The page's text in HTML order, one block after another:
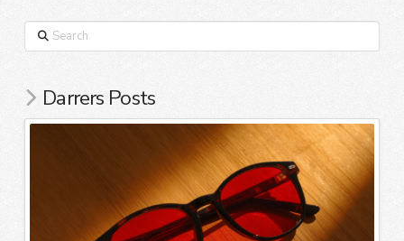
Search
Darrers Posts